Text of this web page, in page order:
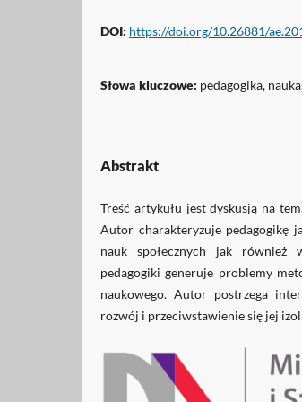
DOI: https://doi.org/10.26881/
Słowa kluczowe: pedagogika,
Abstrakt
Treść artykułu jest dyskusją na
Autor charakteryzuje pedagogikę
nauk społecznych jak również
pedagogiki generuje problemy
naukowego. Autor postrzega
rozwój i przeciwstawienie się jej